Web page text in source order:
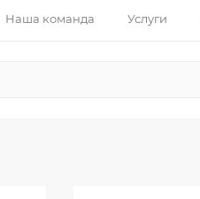
Наша команда Услуги